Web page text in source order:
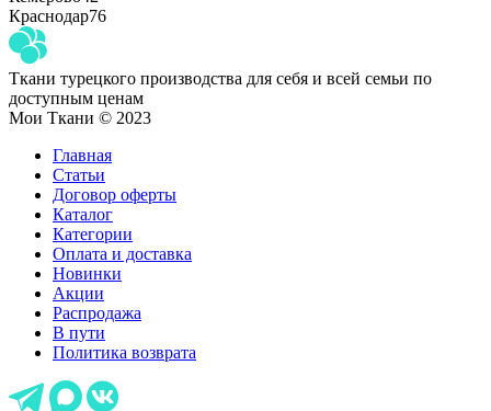
Краснодар76
Ткани турецкого производства для себя и всей семьи по
доступным ценам
Мои Ткани © 2023
Главная
Статьи
Договор оферты
Каталог
Категории
Оплата и доставка
Новинки
Акции
Распродажа
В пути
Политика возврата